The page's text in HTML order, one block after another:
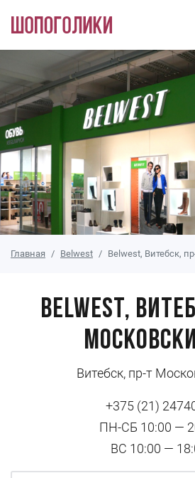
Перейти к основному содержанию
Главная Belwest Belwest, Витебск,
Belwest,
Витебск, пр-т
+375 (21)
ПН-СБ 10:00 —
ВС 10:00 —